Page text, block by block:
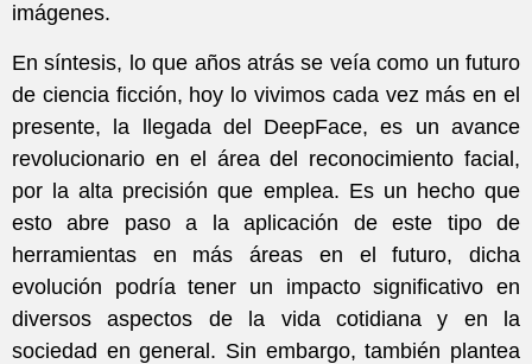
imágenes.
En síntesis, lo que años atrás se veía como un futuro
de ciencia ficción, hoy lo vivimos cada vez más en el
presente, la llegada del DeepFace, es un avance
revolucionario en el área del reconocimiento facial,
por la alta precisión que emplea. Es un hecho que
esto abre paso a la aplicación de este tipo de
herramientas en más áreas en el futuro, dicha
evolución podría tener un impacto significativo en
diversos aspectos de la vida cotidiana y en la
sociedad en general. Sin embargo, también plantea